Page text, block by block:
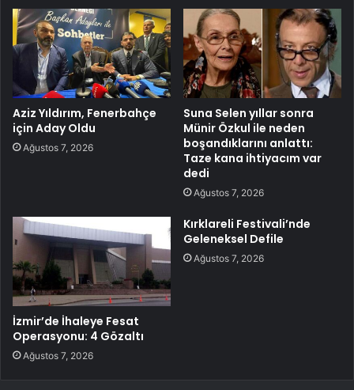
Aziz Yıldırım, Fenerbahçe
için Aday Oldu
Ağustos 7, 2026
Suna Selen yıllar sonra
Münir Özkul ile neden
boşandıklarını anlattı:
Taze kana ihtiyacım var
dedi
Ağustos 7, 2026
İzmir’de İhaleye Fesat
Operasyonu: 4 Gözaltı
Ağustos 7, 2026
Kırklareli Festivali’nde
Geleneksel Defile
Ağustos 7, 2026